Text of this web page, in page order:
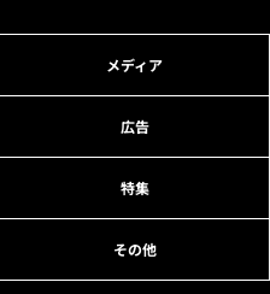
メディア
広告
特集
その他